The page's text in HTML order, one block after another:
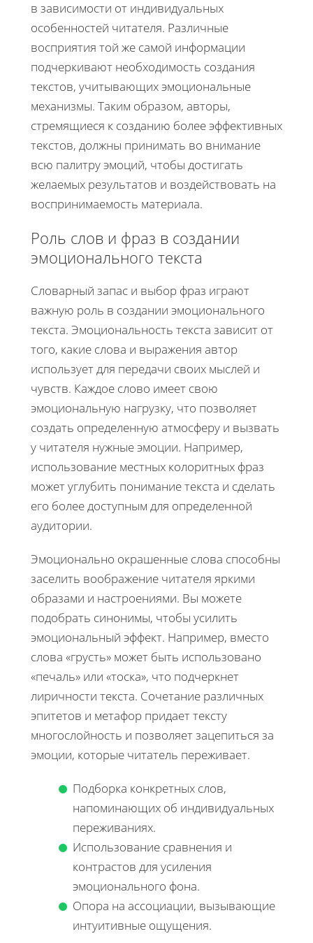
в зависимости от индивидуальных
особенностей читателя. Различные
восприятия той же самой информации
подчеркивают необходимость создания
текстов, учитывающих эмоциональные
механизмы. Таким образом, авторы,
стремящиеся к созданию более эффективных
текстов, должны принимать во внимание
всю палитру эмоций, чтобы достигать
желаемых результатов и воздействовать на
воспринимаемость материала.
Роль слов и фраз в создании
эмоционального текста
Словарный запас и выбор фраз играют
важную роль в создании эмоционального
текста. Эмоциональность текста зависит от
того, какие слова и выражения автор
использует для передачи своих мыслей и
чувств. Каждое слово имеет свою
эмоциональную нагрузку, что позволяет
создать определенную атмосферу и вызвать
у читателя нужные эмоции. Например,
использование местных колоритных фраз
может углубить понимание текста и сделать
его более доступным для определенной
аудитории.
Эмоционально окрашенные слова способны
заселить воображение читателя яркими
образами и настроениями. Вы можете
подобрать синонимы, чтобы усилить
эмоциональный эффект. Например, вместо
слова «грусть» может быть использовано
«печаль» или «тоска», что подчеркнет
лиричности текста. Сочетание различных
эпитетов и метафор придает тексту
многослойность и позволяет зацепиться за
эмоции, которые читатель переживает.
Подборка конкретных слов,
напоминающих об индивидуальных
переживаниях.
Использование сравнения и
контрастов для усиления
эмоционального фона.
Опора на ассоциации, вызывающие
интуитивные ощущения.